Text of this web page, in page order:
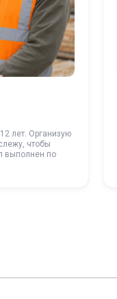
лет. Организую
чтобы
выполнен по